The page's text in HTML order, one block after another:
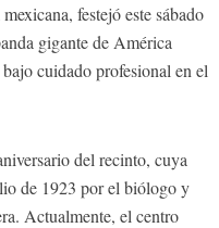
festejó este sábado
gigante de América
cuidado profesional en el
del recinto, cuya
de 1923 por el biólogo y
Actualmente, el centro